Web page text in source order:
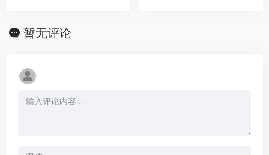
暂无评论